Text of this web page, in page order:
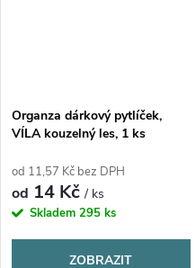
Organza dárkový pytlíček,
VÍLA kouzelný les, 1 ks
od 11,57 Kč bez DPH
od 14 Kč/ ks
Skladem 295 ks
ZOBRAZIT